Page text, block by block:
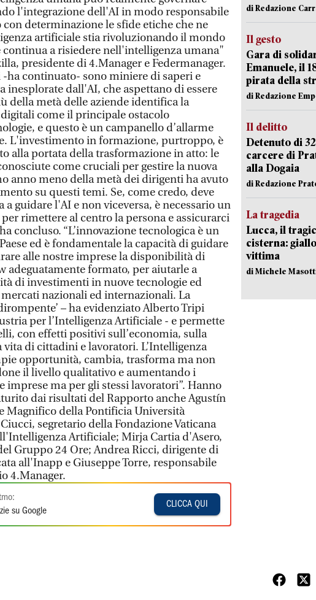
l'integrazione dell'AI in modo responsabile
determinazione le sfide etiche che ne
artificiale stia rivoluzionando il mondo
continua a risiedere nell'intelligenza umana"
presidente di 4.Manager e Federmanager.
continuato- sono miniere di saperi e
inesplorate dall'AI, che aspettano di essere
della metà delle aziende identifica la
come il principale ostacolo
e questo è un campanello d’allarme
L'investimento in formazione, purtroppo, è
alla portata della trasformazione in atto: le
come cruciali per gestire la nuova
anno meno della metà dei dirigenti ha avuto
su questi temi. Se, come credo, deve
guidare l'AI e non viceversa, è necessario un
rimettere al centro la persona e assicurarci
concluso. “L’innovazione tecnologica è un
ed è fondamentale la capacità di guidare
alle nostre imprese la disponibilità di
adeguatamente formato, per aiutarle a
di investimenti in nuove tecnologie ed
nazionali ed internazionali. La
– ha evidenziato Alberto Tripi
per l’Intelligenza Artificiale - e permette
con effetti positivi sull’economia, sulla
vita di cittadini e lavoratori. L’Intelligenza
opportunità, cambia, trasforma ma non
il livello qualitativo e aumentando i
imprese ma per gli stessi lavoratori”. Hanno
dai risultati del Rapporto anche Agustín
Magnifico della Pontificia Università
segretario della Fondazione Vaticana
Artificiale; Mirja Cartia d'Asero,
Gruppo 24 Ore; Andrea Ricci, dirigente di
all'Inapp e Giuseppe Torre, responsabile
4.Manager.
su Google
CLICCA QUI
di Redazione
Il gesto
Gara di
Emanuele, il
pirata della
di Redazione
Il delitto
Detenuto di
carcere di
alla Dogaia
di Redazione
La tragedia
Lucca, il
cisterna:
vittima
di Michele